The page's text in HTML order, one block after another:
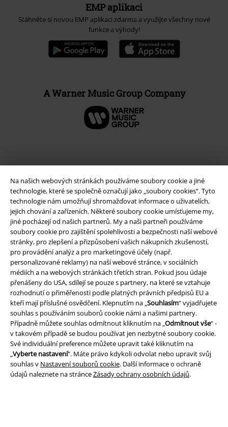
Na našich webových stránkách používáme soubory cookie a jiné
technologie, které se společně označují jako „soubory cookies“. Tyto
technologie nám umožňují shromažďovat informace o uživatelích,
jejich chování a zařízeních. Některé soubory cookie umísťujeme my,
jiné pocházejí od našich partnerů. My a naši partneři používáme
soubory cookie pro zajištění spolehlivosti a bezpečnosti naší webové
stránky, pro zlepšení a přizpůsobení vašich nákupních zkušeností,
pro provádění analýz a pro marketingové účely (např.
personalizované reklamy) na naší webové stránce, v sociálních
médiích a na webových stránkách třetích stran. Pokud jsou údaje
přenášeny do USA, sdílejí se pouze s partnery, na které se vztahuje
rozhodnutí o přiměřenosti podle platných právních předpisů EU a
kteří mají příslušné osvědčení. Klepnutím na „Souhlasím“ vyjadřujete
souhlas s používáním souborů cookie námi a našimi partnery.
Případně můžete souhlas odmítnout kliknutím na „Odmítnout vše“ -
v takovém případě se budou používat jen nezbytné soubory cookie.
Své individuální preference můžete upravit také kliknutím na
„Vyberte nastavení“. Máte právo kdykoli odvolat nebo upravit svůj
souhlas v Nastavení souborů cookie. Další informace o ochraně
údajů naleznete na stránceZásady ochrany osobních údajů.
EMP aplikaci
Stáhněte si novou EMP aplikaci zdarma a využijte všechny nové
funkce a výhody!
A Warner Music Group Company
Právní informace
Podmínky
Prohlášení
Ochrana osobních údajů
Likvidace odpadu a ochrana životního prostředí
Prohlášení o shodě
Informace o přístupnosti